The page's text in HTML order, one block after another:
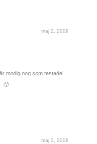
maj 2, 2009
modig nog som testade!
🙂
maj 3, 2009